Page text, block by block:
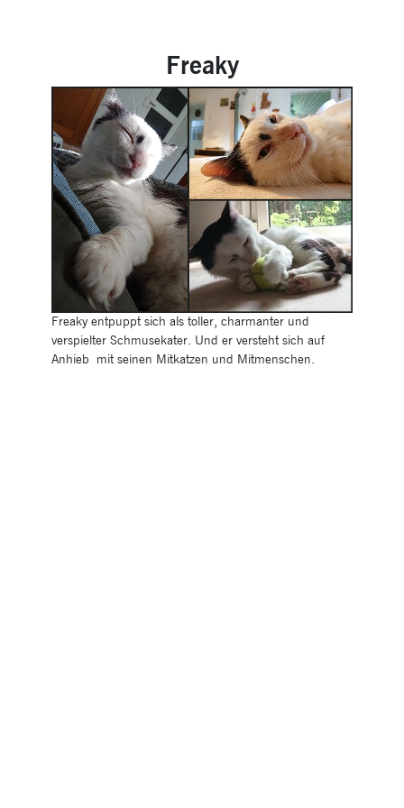
Freaky
Freaky entpuppt sich als toller, charmanter und
verspielter Schmusekater. Und er versteht sich auf
Anhieb mit seinen Mitkatzen und Mitmenschen.